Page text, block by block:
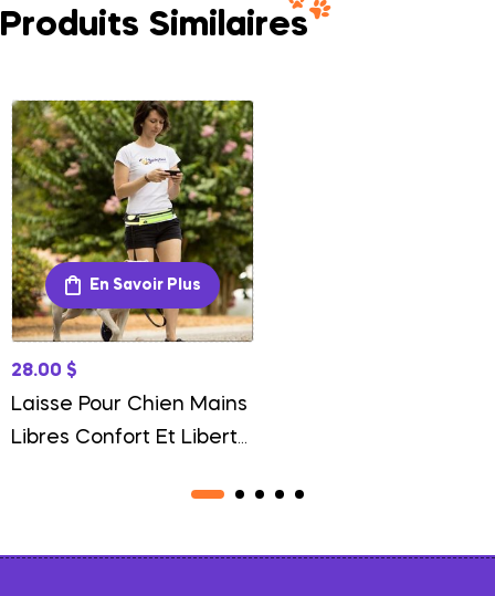
Produits Similaires
En Savoir Plus
28.00 $
Laisse Pour Chien Mains
Libres Confort Et Liberté